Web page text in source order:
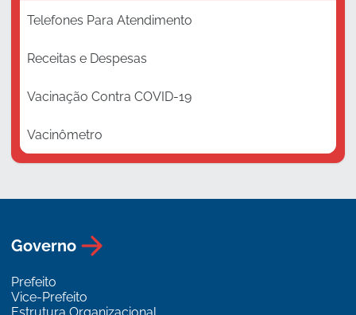
Telefones Para Atendimento
Receitas e Despesas
Vacinação Contra COVID-19
Vacinômetro
Governo
Prefeito
Vice-Prefeito